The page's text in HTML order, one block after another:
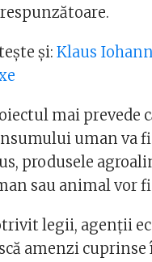
și:Klaus
mai prevede
uman va
produsele
sau animal vor
legii, agenţii
amenzi cuprinse